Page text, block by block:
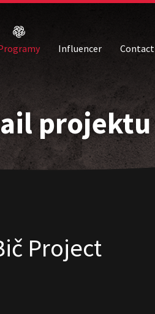
Influencer Contact
projektu
Project